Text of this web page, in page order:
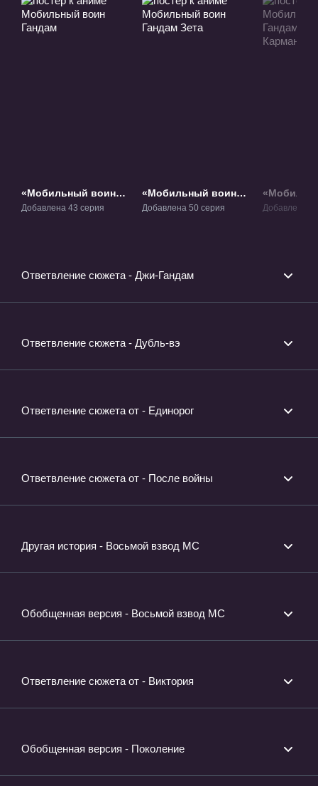
«Мобильный воин
Гандам» ТВ-1
Добавлена 43 серия
«Мобильный воин
Гандам Зета» ТВ-2
Добавлена 50 серия
Гандам
Добавлена 6
Ответвление сюжета - Джи-Гандам
Ответвление сюжета - Дубль-вэ
Ответвление сюжета от - Единорог
Ответвление сюжета от - После войны
Другая история - Восьмой взвод МС
Обобщенная версия - Восьмой взвод МС
Ответвление сюжета от - Виктория
Обобщенная версия - Поколение